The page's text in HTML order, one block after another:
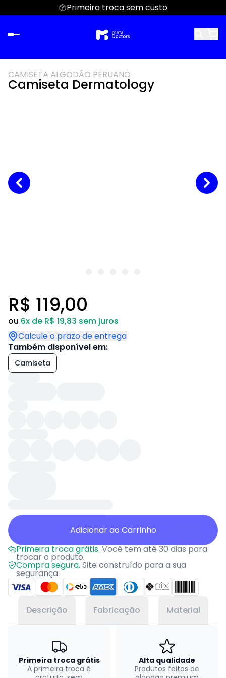
Primeira troca sem custo
CAMISETA ALGODÃO PERUANO
Camiseta Dermatology
R$ 119,00
ou 6x de R$ 19,83 sem juros
Calcule o prazo de entrega
Também disponível em:
Camiseta
Adicionar ao Carrinho
Primeira troca grátis.Você tem até 30 dias para
trocar o produto.
Compra segura. Site construído para a sua
segurança.
Descrição Fabricação Material
Primeira troca grátis
A primeira troca é
Alta qualidade
Produtos feitos de